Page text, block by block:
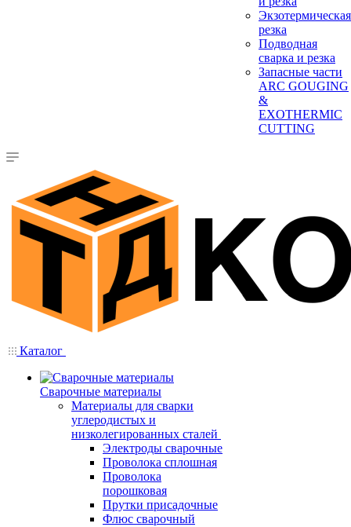
Экзотермическая
резка
Подводная
сварка и резка
Запасные части
ARC GOUGING
&
EXOTHERMIC
CUTTING
Каталог
Сварочные материалы
Материалы для сварки
углеродистых и
низколегированных сталей
Электроды сварочные
Проволока сплошная
Проволока
порошковая
Прутки присадочные
Флюс сварочный